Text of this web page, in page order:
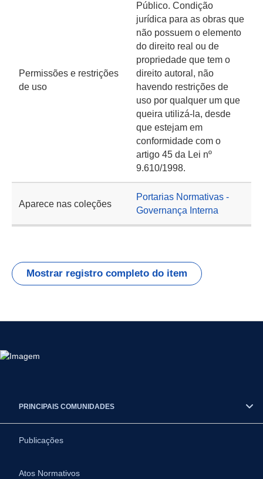
Permissões e restrições
de uso
Público. Condição
jurídica para as obras que
não possuem o elemento
do direito real ou de
propriedade que tem o
direito autoral, não
havendo restrições de
uso por qualquer um que
queira utilizá-la, desde
que estejam em
conformidade com o
artigo 45 da Lei nº
9.610/1998.
Aparece nas coleções
Portarias Normativas -
Governança Interna
Mostrar registro completo do item
PRINCIPAIS COMUNIDADES
Publicações
Atos Normativos